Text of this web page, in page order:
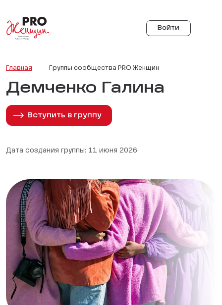
Войти
Главная Группы сообщества PRO Женщин
Демченко Галина
Вступить в группу
Дата создания группы: 11 июня 2026